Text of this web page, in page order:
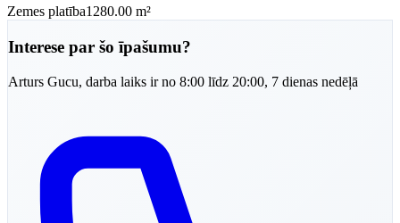
Zemes platība1280.00 m²
Interese par šo īpašumu?
Arturs Gucu, darba laiks ir no 8:00 līdz 20:00, 7 dienas nedēļā